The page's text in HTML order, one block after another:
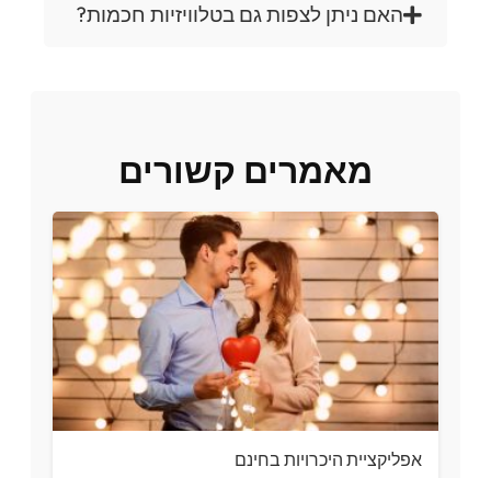
האם ניתן לצפות גם בטלוויזיות חכמות?
מאמרים קשורים
אפליקציית היכרויות בחינם